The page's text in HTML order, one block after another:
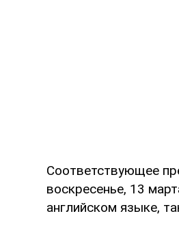
Соответствующее
воскресенье, 13
английском языке,